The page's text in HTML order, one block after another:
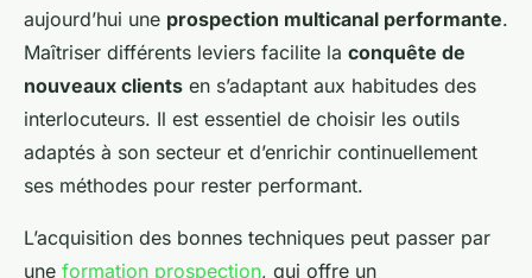
aujourd’hui une prospection multicanal performante.
Maîtriser différents leviers facilite la conquête de
nouveaux clients en s’adaptant aux habitudes des
interlocuteurs. Il est essentiel de choisir les outils
adaptés à son secteur et d’enrichir continuellement
ses méthodes pour rester performant.
L’acquisition des bonnes techniques peut passer par
une formation prospection, qui offre un